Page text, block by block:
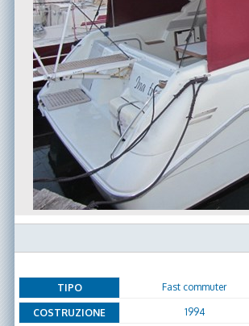
TIPO Fast commuter
COSTRUZIONE 1994